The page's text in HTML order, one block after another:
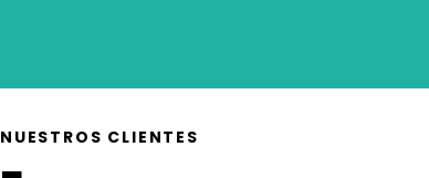
NUESTROS CLIENTES